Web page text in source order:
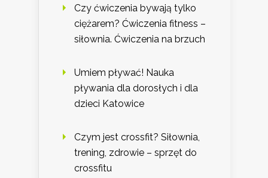
Czy ćwiczenia bywają tylko
ciężarem? Ćwiczenia fitness –
siłownia. Ćwiczenia na brzuch
Umiem pływać! Nauka
pływania dla dorosłych i dla
dzieci Katowice
Czym jest crossfit? Siłownia,
trening, zdrowie – sprzęt do
crossfitu